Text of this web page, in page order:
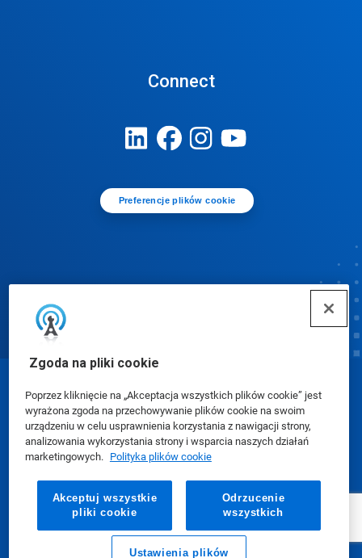
Zgoda na pliki cookie
Poprzez kliknięcie na „Akceptacja wszystkich plików cookie” jest
wyrażona zgoda na przechowywanie plików cookie na swoim
urządzeniu w celu usprawnienia korzystania z nawigacji strony,
analizowania wykorzystania strony i wsparcia naszych działań
marketingowych. Polityka plików cookie
Akceptuj wszystkie
pliki cookie
Odrzucenie
wszystkich
Ustawienia plików
Connect
Preferencje plików cookie
© Ecolab Inc. 2025
Karty charakterystyki (SDS)|Polityka prywatności
Warunki użytkowania